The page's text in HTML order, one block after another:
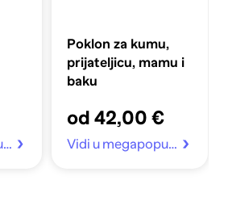
Vidi u megapopust.hr
Poklon za kumu,
prijateljicu, mamu i
baku
od 42,00 €
Vidi u megapopust.hr